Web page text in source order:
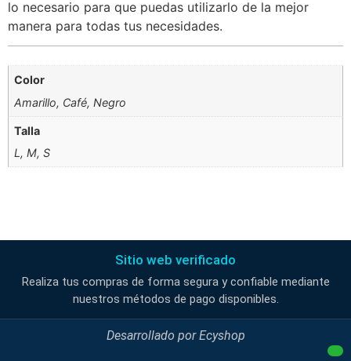
lo necesario para que puedas utilizarlo de la mejor
manera para todas tus necesidades.
Color
Amarillo, Café, Negro
Talla
L, M, S
Sitio web verificado
Realiza tus compras de forma segura y confiable mediante
nuestros métodos de pago disponibles.
Desarrollado porEcyshop